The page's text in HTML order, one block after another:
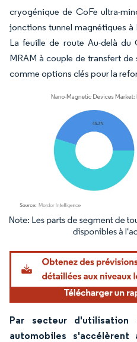
cryogénique de CoFe ultra-
jonctions tunnel magnétiques à
La feuille de route Au-delà du
MRAM à couple de transfert
comme options clés pour la
Image © Mordor Intelligence. La
Par secteur
automobiles s'accélèrent